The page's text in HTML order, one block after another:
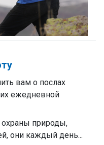
вам о послах
ежедневной
природы,
они каждый день...